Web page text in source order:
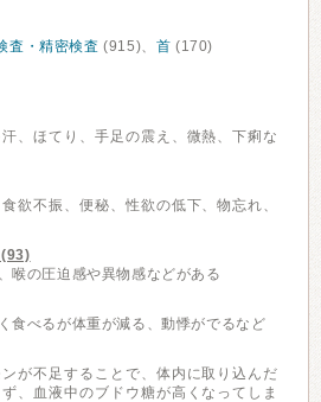
査・精密検査 (915)、 首 (170)
、ほてり、手足の震え、微熱、下痢な
欲不振、便秘、性欲の低下、物忘れ、
(93)
喉の圧迫感や異物感などがある
食べるが体重が減る、動悸がでるなど
が不足することで、体内に取り込んだ
、血液中のブドウ糖が高くなってしま